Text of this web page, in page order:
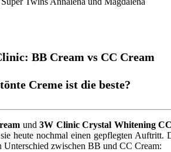
BB Cream vs CC Cream
Creme ist die beste?
und3W Clinic Crystal Whitening
heute nochmal einen gepflegten
zwischen BB und CC Cream: